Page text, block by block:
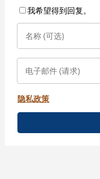
我希望得到回复。
隐私政策